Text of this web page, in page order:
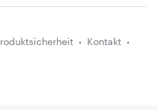
Kontakt